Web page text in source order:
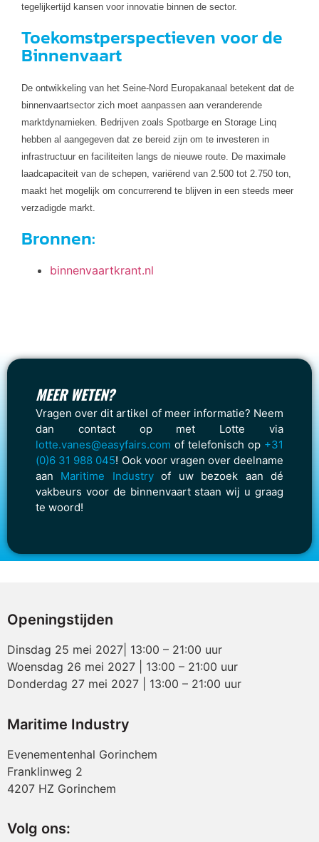
tegelijkertijd kansen voor innovatie binnen de sector.
Toekomstperspectieven voor de
Binnenvaart
De ontwikkeling van het Seine-Nord Europakanaal betekent dat de
binnenvaartsector zich moet aanpassen aan veranderende
marktdynamieken. Bedrijven zoals Spotbarge en Storage Linq
hebben al aangegeven dat ze bereid zijn om te investeren in
infrastructuur en faciliteiten langs de nieuwe route. De maximale
laadcapaciteit van de schepen, variërend van 2.500 tot 2.750 ton,
maakt het mogelijk om concurrerend te blijven in een steeds meer
verzadigde markt.
Bronnen:
binnenvaartkrant.nl
MEER WETEN?
Vragen over dit artikel of meer informatie? Neem
dan contact op met Lotte via
lotte.vanes@easyfairs.com of telefonisch op +31
(0)6 31 988 045! Ook voor vragen over deelname
aan Maritime Industryof uw bezoek aan dé
vakbeurs voor de binnenvaart staan wij u graag
te woord!
Openingstijden
Dinsdag 25 mei 2027| 13:00 – 21:00 uur
Woensdag 26 mei 2027 | 13:00 – 21:00 uur
Donderdag 27 mei 2027 | 13:00 – 21:00 uur
Maritime Industry
Evenementenhal Gorinchem
Franklinweg 2
4207 HZ Gorinchem
Volg ons: